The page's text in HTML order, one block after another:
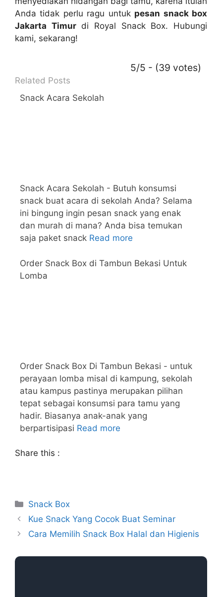
Anda tidak perlu ragu untuk pesan snack box
Jakarta Timurdi Royal Snack Box. Hubungi
kami, sekarang!
5/5 - (39 votes)
Related Posts
Snack Acara Sekolah
Snack Acara Sekolah - Butuh konsumsi
snack buat acara di sekolah Anda? Selama
ini bingung ingin pesan snack yang enak
dan murah di mana? Anda bisa temukan
saja paket snack Read more
Order Snack Box di Tambun Bekasi Untuk
Lomba
Order Snack Box Di Tambun Bekasi - untuk
perayaan lomba misal di kampung, sekolah
atau kampus pastinya merupakan pilihan
tepat sebagai konsumsi para tamu yang
hadir. Biasanya anak-anak yang
berpartisipasi Read more
Share this :
Snack Box
Kue Snack Yang Cocok Buat Seminar
Cara Memilih Snack Box Halal dan Higienis